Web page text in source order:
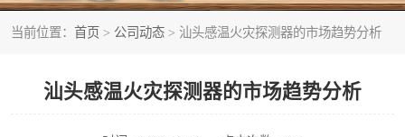
当前位置： 首页 > 公司动态 > 汕头感温火灾探测器的市场趋势分析
汕头感温火灾探测器的市场趋势分析
水浸传感器
消防火灾自动报警系统